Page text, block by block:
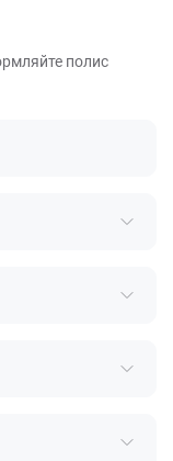
полис